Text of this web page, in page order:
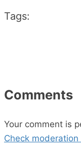
Tags:
Comments
Your comment is
Check moderation